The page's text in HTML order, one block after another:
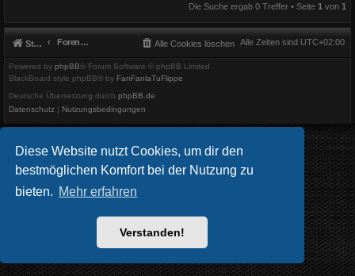
Diese Website nutzt Cookies, um dir den
bestmöglichen Komfort bei der Nutzung zu
bieten. Mehr erfahren
Verstanden!
Die Suche ergab 0 Treffer • Seite 1 von 1
Startseite Foren-Übersicht Alle Zeiten sind UTC+02:00
Alle Cookies löschen
Powered by phpBB® Forum Software © phpBB Limited
BlackBoard style phpBB® by FanFanlaTuFlippe
Deutsche Übersetzung durch phpBB.de
Datenschutz | Nutzungsbedingungen